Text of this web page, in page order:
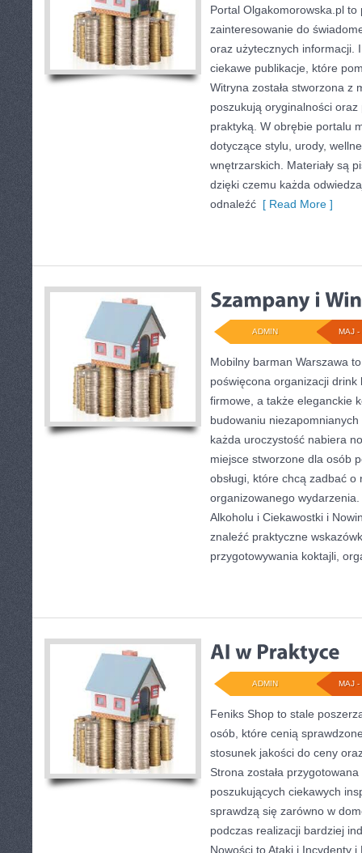
Portal Olgakomorowska.pl
zainteresowanie do
oraz użytecznych informacji.
ciekawe publikacje, które
Witryna została stworzona z
poszukują oryginalności oraz
praktyką. W obrębie portalu
dotyczące stylu, urody,
wnętrzarskich. Materiały są
dzięki czemu każda
odnaleźć [ Read More ]
MAJ -
ADMIN
Mobilny barman Warszawa
poświęcona organizacji
firmowe, a także eleganckie
budowaniu
każda uroczystość nabiera
miejsce stworzone dla osób
obsługi, które chcą zadbać o
organizowanego
Alkoholu i Ciekawostki i
znaleźć praktyczne
przygotowywania koktajli,
MAJ -
ADMIN
Feniks Shop to stale
osób, które cenią
stosunek jakości do ceny
Strona została
poszukujących ciekawych
sprawdzą się zarówno w
podczas realizacji bardziej
Nowości to Ataki i Incydenty